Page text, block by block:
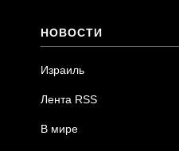
НОВОСТИ
Израиль
Лента RSS
В мире